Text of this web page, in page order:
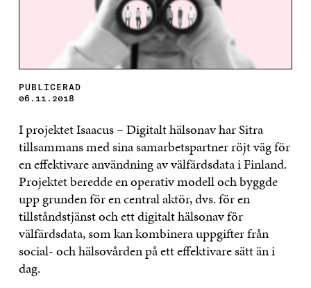
PUBLICERAD
06.11.2018
I projektet Isaacus – Digitalt hälsonav har Sitra
tillsammans med sina samarbetspartner röjt väg för
en effektivare användning av välfärdsdata i Finland.
Projektet beredde en operativ modell och byggde
upp grunden för en central aktör, dvs. för en
tillståndstjänst och ett digitalt hälsonav för
välfärdsdata, som kan kombinera uppgifter från
social- och hälsovården på ett effektivare sätt än i
dag.